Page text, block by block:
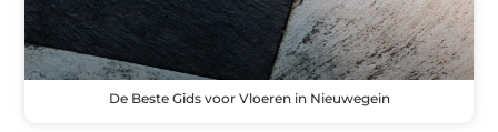
De Beste Gids voor Vloeren in Nieuwegein